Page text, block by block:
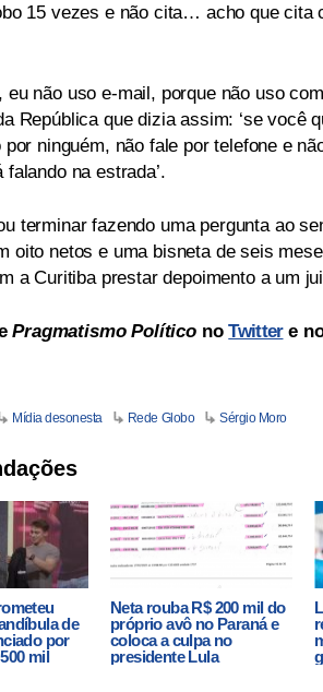
15 vezes e não cita… acho que cita
eu não uso e-mail, porque não uso
República que dizia assim: ‘se você
por ninguém, não fale por telefone e
falando na estrada’.
terminar fazendo uma pergunta ao
oito netos e uma bisneta de seis
a Curitiba prestar depoimento a um
Pragmatismo PolíticonoTwittere
Mídia desonesta Rede Globo Sérgio Moro
de
por
mil
Neta rouba R$ 200 mil do
próprio avô no Paraná e
coloca a culpa no
presidente Lula